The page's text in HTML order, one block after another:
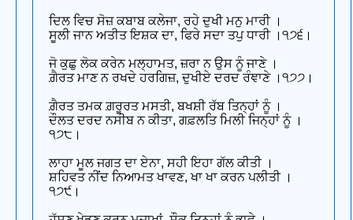
ਦਿਲ ਵਿਚ ਸੋਜ਼ ਕਬਾਬ ਕਲੇਜਾ, ਰਹੇ ਦੁਖੀ ਮਨੁ ਮਾਰੀ ।
ਸੂਲੀ ਜਾਨ ਅਤੀਤ ਇਸ਼ਕ ਦਾ, ਫਿਰੇ ਸਦਾ ਤਪੁ ਧਾਰੀ ।੧੭੬।
ਜੋ ਕੁਛੁ ਲੋਕ ਕਰੇਨ ਮਲ੍ਹਾਮਤ, ਜ਼ਰਾ ਨ ਉਸ ਨੂੰ ਜਾਣੇ ।
ਗ਼ੈਰਤ ਮਾਣ ਨ ਰਖਦੇ ਹਰਗਿਜ਼, ਦੁਖੀਏ ਦਰਦ ਰੰਞਾਣੇ ।੧੭੭।
ਗ਼ੈਰਤ ਤਮਕ ਗ਼ਰੂਰਤ ਮਸਤੀ, ਬਖਸ਼ੀ ਰੱਬ ਤਿਨ੍ਹਾਂ ਨੂੰ ।
ਦੌਲਤ ਦਰਦ ਨਸੀਬ ਨ ਕੀਤਾ, ਗਫ਼ਲਤਿ ਮਿਲੀ ਜਿਨ੍ਹਾਂ ਨੂੰ ।
੧੭੮।
ਲਾਹਾ ਮੂਲ ਜਗਤ ਦਾ ਏਨਾ, ਸਹੀ ਇਹਾ ਗੱਲ ਕੀਤੀ ।
ਸ਼ਹਿਵਤ ਨੀਂਦ ਨਿਆਮਤ ਖਾਵਣ, ਖਾ ਖਾ ਕਰਨ ਪਲੀਤੀ ।
੧੭੯।